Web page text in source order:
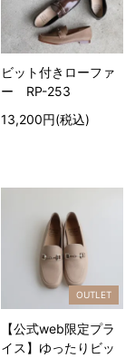
ビット付きローファ
ー RP-253
13,200円(税込)
OUTLET
【公式web限定プラ
イス】ゆったりビッ